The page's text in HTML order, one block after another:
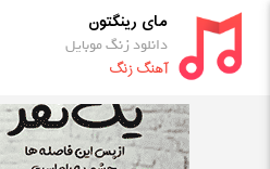
مای رینگتون
دانلود زنگ موبایل
آهنگ زنگ